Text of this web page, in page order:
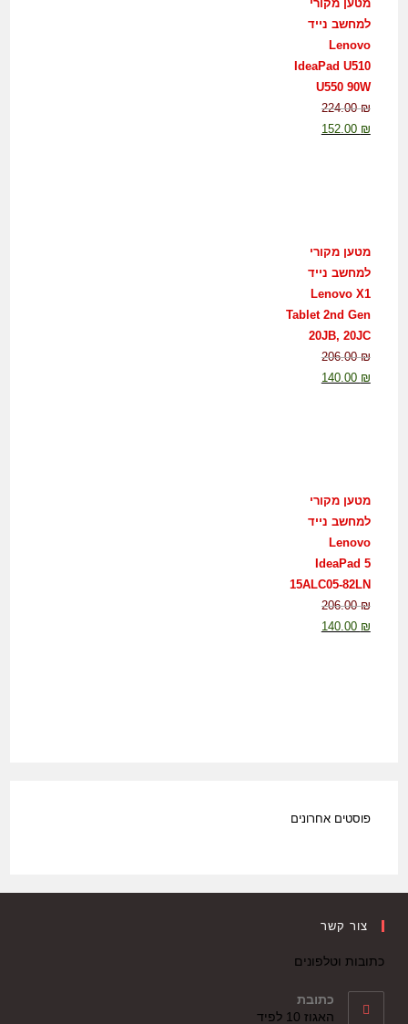
מטען מקורי
למחשב נייד
Lenovo
IdeaPad U510
U550 90W
224.00₪
152.00 ₪
מטען מקורי
למחשב נייד
Lenovo X1
Tablet 2nd Gen
20JB, 20JC
206.00₪
140.00 ₪
מטען מקורי
למחשב נייד
Lenovo
IdeaPad 5
15ALC05-82LN
206.00₪
140.00 ₪
פוסטים אחרונים
צור קשר
כתובות וטלפונים
כתובת
האגוז 10 לפיד